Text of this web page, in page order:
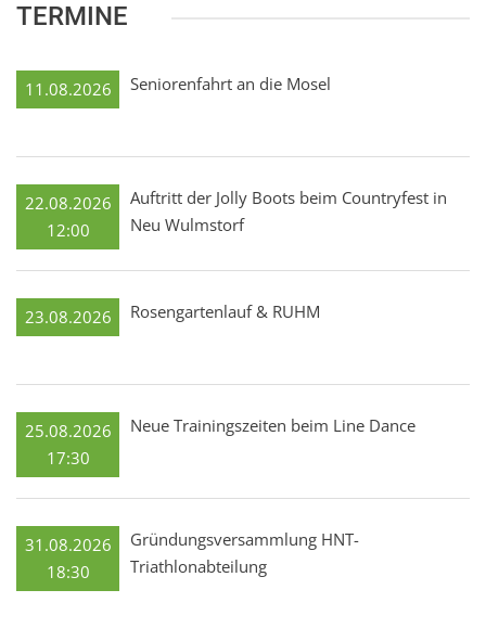
TERMINE
11.08.2026 Seniorenfahrt an die Mosel
22.08.2026
12:00
Auftritt der Jolly Boots beim Countryfest in
Neu Wulmstorf
23.08.2026 Rosengartenlauf & RUHM
25.08.2026
17:30
Neue Trainingszeiten beim Line Dance
31.08.2026
18:30
Gründungsversammlung HNT-
Triathlonabteilung